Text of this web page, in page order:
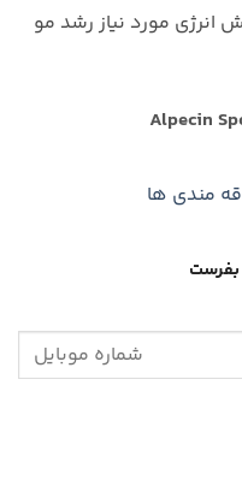
انرژی مورد نیاز رشد مو
Alpecin
مندی ها